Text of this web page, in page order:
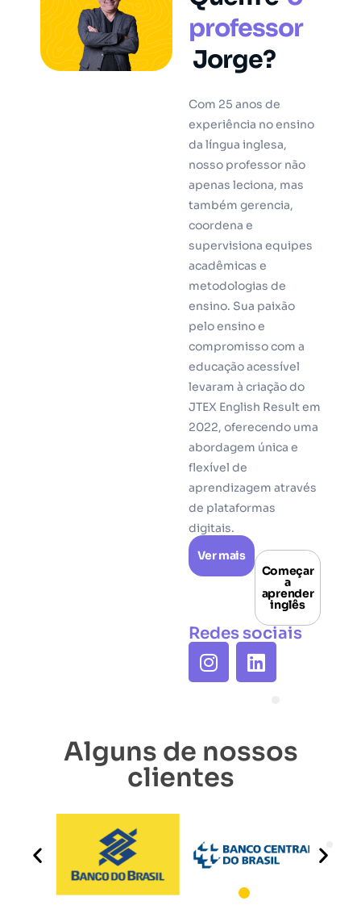
professor
Jorge?
Com 25 anos de
experiência no ensino
da língua inglesa,
nosso professor não
apenas leciona, mas
também gerencia,
coordena e
supervisiona equipes
acadêmicas e
metodologias de
ensino. Sua paixão
pelo ensino e
compromisso com a
educação acessível
levaram à criação do
JTEX English Result em
2022, oferecendo uma
abordagem única e
flexível de
aprendizagem através
de plataformas
digitais.
Ver mais
Começar
a
aprender
inglês
Redes sociais
Alguns de nossos
clientes